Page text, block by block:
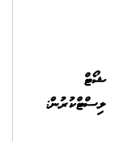
ޝޯޓް
ލިސްޓްކުރުން: